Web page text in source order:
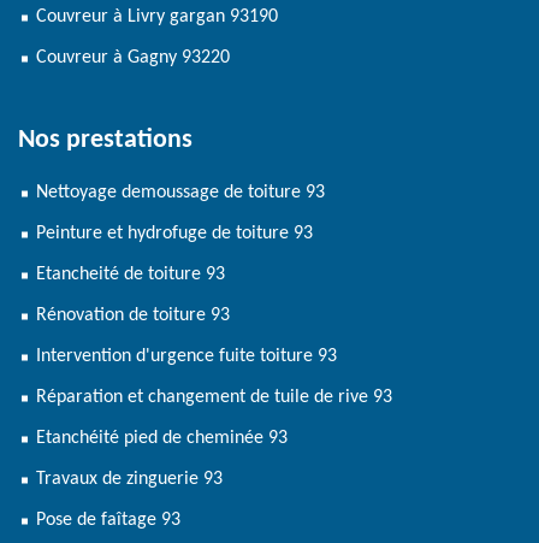
Couvreur à Livry gargan 93190
Couvreur à Gagny 93220
Nos prestations
Nettoyage demoussage de toiture 93
Peinture et hydrofuge de toiture 93
Etancheité de toiture 93
Rénovation de toiture 93
Intervention d'urgence fuite toiture 93
Réparation et changement de tuile de rive 93
Etanchéité pied de cheminée 93
Travaux de zinguerie 93
Pose de faîtage 93